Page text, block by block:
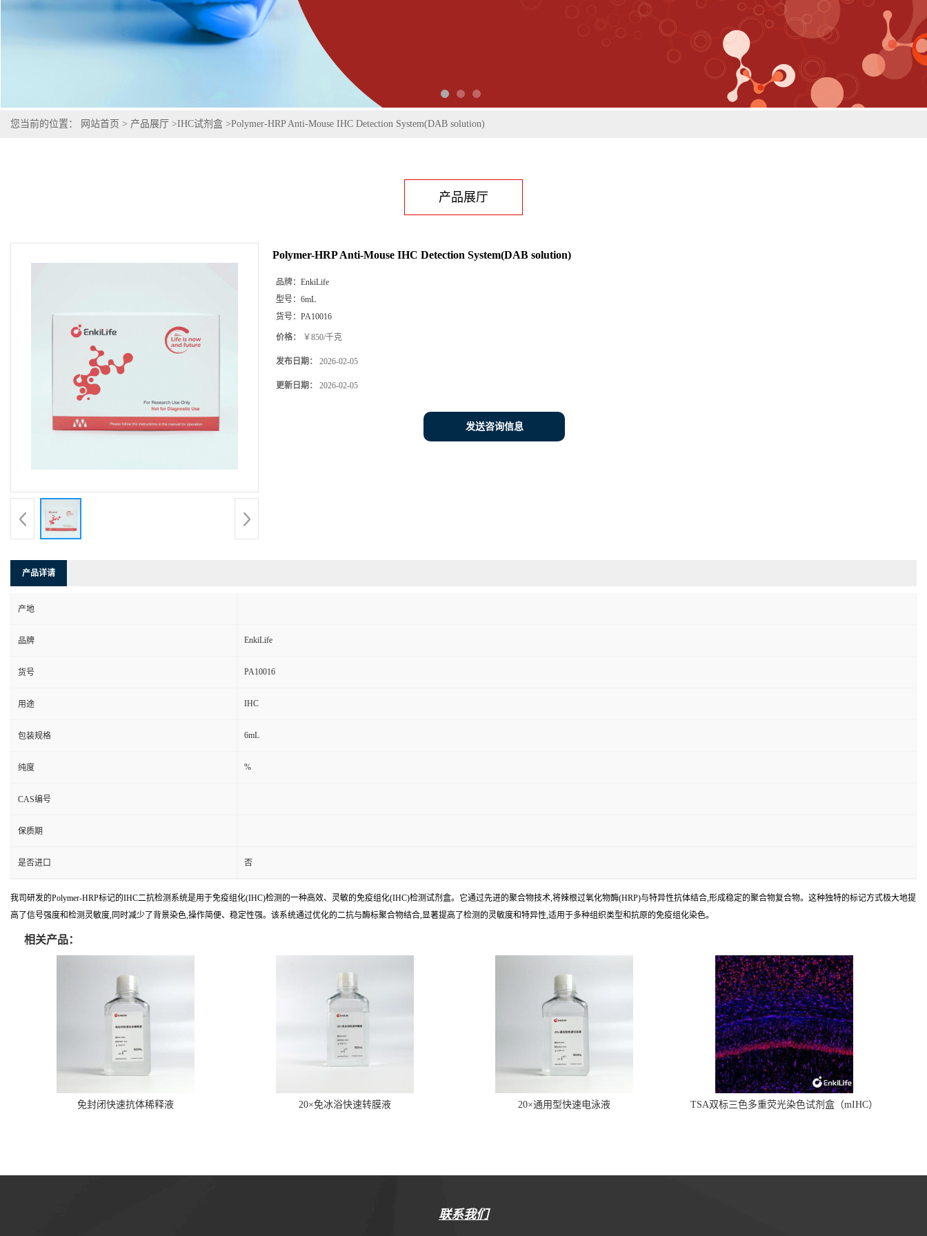
您当前的位置： 网站首页 > 产品展厅 >IHC试剂盒 >Polymer-HRP Anti-Mouse IHC Detection System(DAB solution)
产品展厅
Polymer-HRP Anti-Mouse IHC Detection System(DAB solution)
品牌： EnkiLife
型号： 6mL
货号： PA10016
价格： ￥850/千克
发布日期： 2026-02-05
更新日期： 2026-02-05
发送咨询信息
产品详请
产地
品牌 EnkiLife
货号 PA10016
用途 IHC
包装规格 6mL
纯度 %
CAS编号
保质期
是否进口 否
我司研发的Polymer-HRP标记的IHC二抗检测系统是用于免疫组化(IHC)检测的一种高效、灵敏的免疫组化(IHC)检测试剂盒。它通过先进的聚合物技术,将辣根过氧化物酶(HRP)与特异性抗体结合,形成稳定的聚合物复合物。这种独特的标记方式极大地提
高了信号强度和检测灵敏度,同时减少了背景染色,操作简便、稳定性强。该系统通过优化的二抗与酶标聚合物结合,显著提高了检测的灵敏度和特异性,适用于多种组织类型和抗原的免疫组化染色。
相关产品：
免封闭快速抗体稀释液 20×免冰浴快速转膜液 20×通用型快速电泳液 TSA双标三色多重荧光染色试剂盒（mIHC）
联系我们